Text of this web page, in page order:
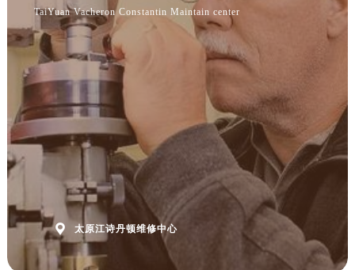
TaiYuan Vacheron Constantin Maintain center
 太原江诗丹顿维修中心